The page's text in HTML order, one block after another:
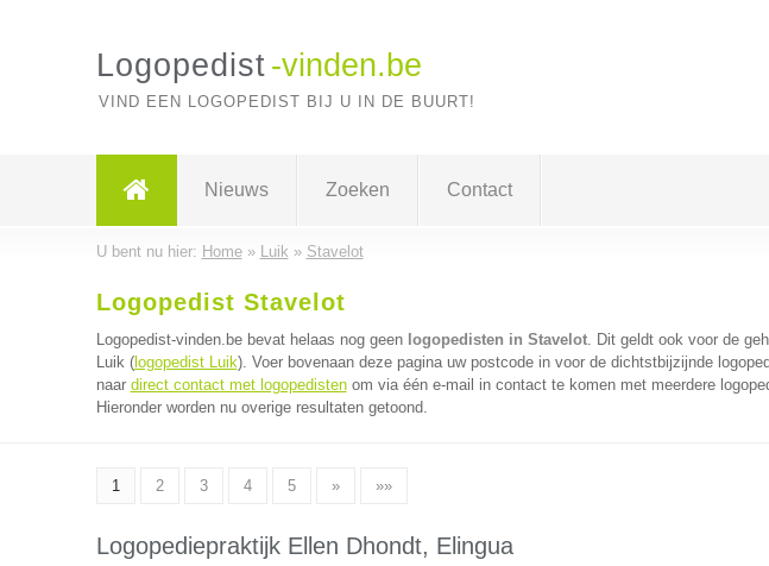
Logopedist -vinden.be
VIND EEN LOGOPEDIST BIJ U IN DE BUURT!
Nieuws Zoeken Contact
U bent nu hier: Home» Luik » Stavelot
Logopedist Stavelot
Logopedist-vinden.be bevat helaas nog geen logopedisten in Stavelot. Dit geldt ook voor de
Luik (logopedist Luik). Voer bovenaan deze pagina uw postcode in voor de dichtstbijzijnde
naar direct contact met logopedistenom via één e-mail in contact te komen met meerdere
Hieronder worden nu overige resultaten getoond.
1 2 3 4 5 » »»
Logopediepraktijk Ellen Dhondt, Elingua